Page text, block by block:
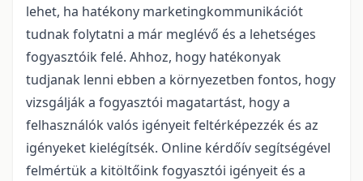
lehet, ha hatékony marketingkommunikációt
tudnak folytatni a már meglévő és a lehetséges
fogyasztóik felé. Ahhoz, hogy hatékonyak
tudjanak lenni ebben a környezetben fontos, hogy
vizsgálják a fogyasztói magatartást, hogy a
felhasználók valós igényeit feltérképezzék és az
igényeket kielégítsék. Online kérdőív segítségével
felmértük a kitöltőink fogyasztói igényeit és a